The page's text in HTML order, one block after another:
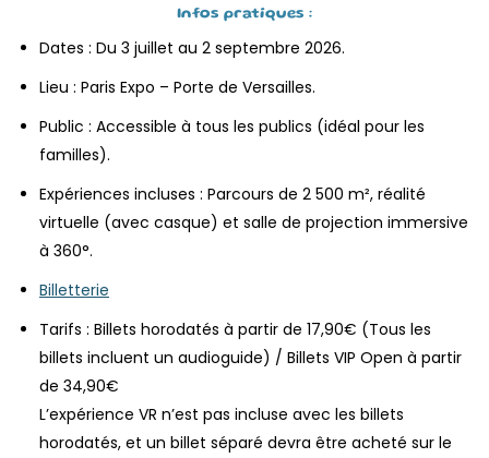
Infos pratiques :
Dates : Du 3 juillet au 2 septembre 2026.
Lieu : Paris Expo – Porte de Versailles.
Public : Accessible à tous les publics (idéal pour les
familles).
Expériences incluses : Parcours de 2 500 m², réalité
virtuelle (avec casque) et salle de projection immersive
à 360°.
Billetterie
Tarifs : Billets horodatés à partir de 17,90€ (Tous les
billets incluent un audioguide) / Billets VIP Open à partir
de 34,90€
L’expérience VR n’est pas incluse avec les billets
horodatés, et un billet séparé devra être acheté sur le